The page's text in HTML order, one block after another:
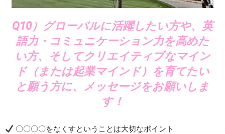
Q10）グローバルに活躍したい方や、英
語力・コミュニケーション力を高めた
い方、そしてクリエイティブなマイン
ド（または起業マインド）を育てたい
と願う方に、メッセージをお願いしま
す！
〇〇〇〇をなくすということは大切なポイント